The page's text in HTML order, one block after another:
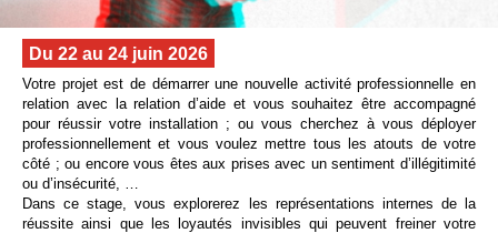
Du 22 au 24 juin 2026
Votre projet est de démarrer une nouvelle activité professionnelle en
relation avec la relation d’aide et vous souhaitez être accompagné
pour réussir votre installation ; ou vous cherchez à vous déployer
professionnellement et vous voulez mettre tous les atouts de votre
côté ; ou encore vous êtes aux prises avec un sentiment d’illégitimité
ou d’insécurité, …
Dans ce stage, vous explorerez les représentations internes de la
réussite ainsi que les loyautés invisibles qui peuvent freiner votre